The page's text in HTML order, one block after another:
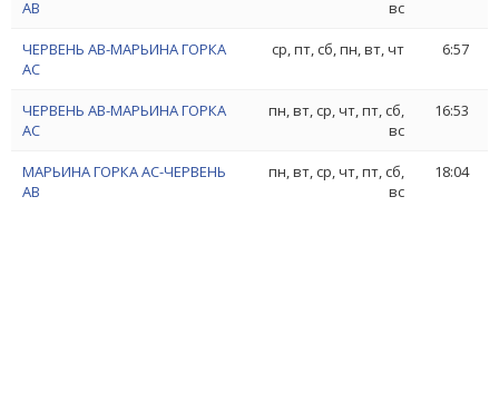
АВ
вс
ЧЕРВЕНЬ АВ-МАРЬИНА ГОРКА
АС
ср, пт, сб, пн, вт, чт 6:57
ЧЕРВЕНЬ АВ-МАРЬИНА ГОРКА
АС
пн, вт, ср, чт, пт, сб,
вс
16:53
МАРЬИНА ГОРКА АС-ЧЕРВЕНЬ
АВ
пн, вт, ср, чт, пт, сб,
вс
18:04